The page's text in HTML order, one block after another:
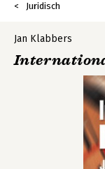
Juridisch
Jan Klabbers